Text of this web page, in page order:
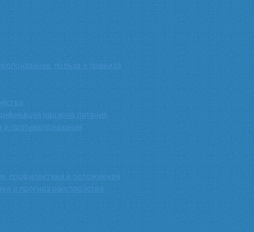
польза и правила
рациона питания
противопоказания
профилактики и осложнения
и прогноз расстройства